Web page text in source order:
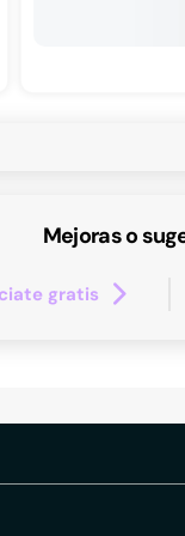
Mejoras o
gratis